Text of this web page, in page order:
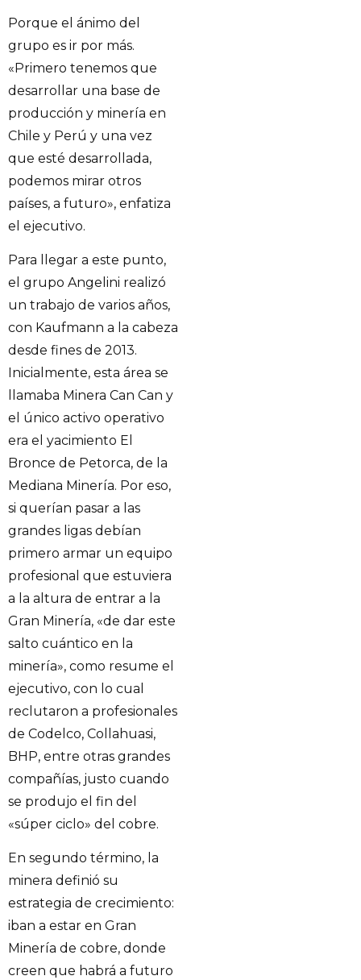
Porque el ánimo del
grupo es ir por más.
«Primero tenemos que
desarrollar una base de
producción y minería en
Chile y Perú y una vez
que esté desarrollada,
podemos mirar otros
países, a futuro», enfatiza
el ejecutivo.
Para llegar a este punto,
el grupo Angelini realizó
un trabajo de varios años,
con Kaufmann a la cabeza
desde fines de 2013.
Inicialmente, esta área se
llamaba Minera Can Can y
el único activo operativo
era el yacimiento El
Bronce de Petorca, de la
Mediana Minería. Por eso,
si querían pasar a las
grandes ligas debían
primero armar un equipo
profesional que estuviera
a la altura de entrar a la
Gran Minería, «de dar este
salto cuántico en la
minería», como resume el
ejecutivo, con lo cual
reclutaron a profesionales
de Codelco, Collahuasi,
BHP, entre otras grandes
compañías, justo cuando
se produjo el fin del
«súper ciclo» del cobre.
En segundo término, la
minera definió su
estrategia de crecimiento:
iban a estar en Gran
Minería de cobre, donde
creen que habrá a futuro